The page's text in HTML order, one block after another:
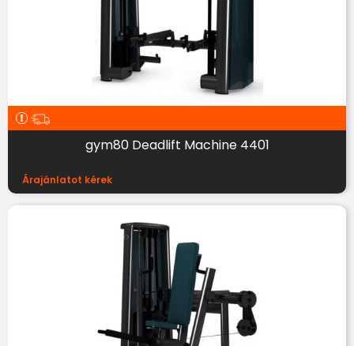
gym80 Deadlift Machine 4401
Árajánlatot kérek